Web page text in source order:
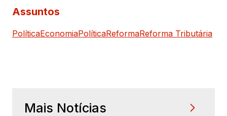
Assuntos
PolíticaEconomiaPolíticaReformaReforma Tributária
Mais Notícias